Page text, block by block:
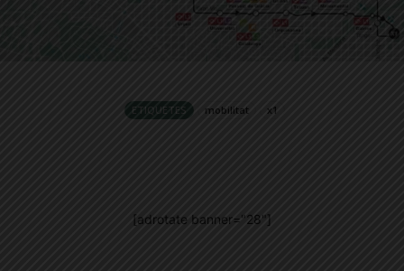
ETIQUETES mobilitat x1
[adrotate banner="28"]